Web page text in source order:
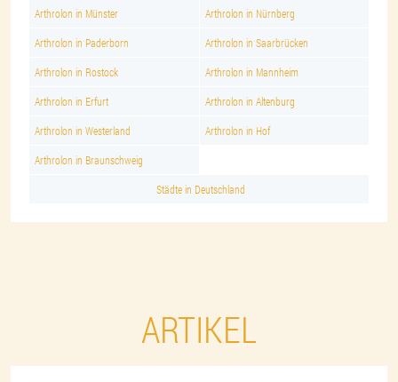
Arthrolon in Münster Arthrolon in Nürnberg
Arthrolon in Paderborn Arthrolon in Saarbrücken
Arthrolon in Rostock Arthrolon in Mannheim
Arthrolon in Erfurt Arthrolon in Altenburg
Arthrolon in Westerland Arthrolon in Hof
Arthrolon in Braunschweig
Städte in Deutschland
ARTIKEL